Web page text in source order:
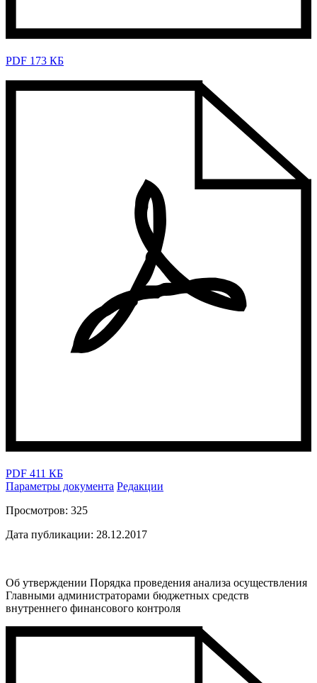
PDF 173 КБ
PDF 411 КБ
Параметры документа Редакции
Просмотров: 325
Дата публикации: 28.12.2017
Об утверждении Порядка проведения анализа осуществления
Главными администраторами бюджетных средств
внутреннего финансового контроля